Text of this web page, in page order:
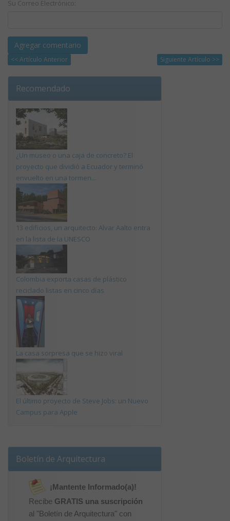
Su Correo Electrónico:
<< Artículo Anterior Siguiente Artículo >>
Recomendado
¿Un museo o una caja de concreto? El
proyecto que dividió a Ecuador y terminó
envuelto en una tormen...
13 edificios, un arquitecto: Alvar Aalto entra
en la lista de la UNESCO
Colombia exporta casas de plástico
reciclado listas en cinco días
La casa sorpresa que se hizo viral
El último proyecto de Steve Jobs: un Nuevo
Campus para Apple
Boletín de Arquitectura
¡Mantente Informado(a)!
Recibe GRATIS una suscripción
al "Boletín de Arquitectura" con